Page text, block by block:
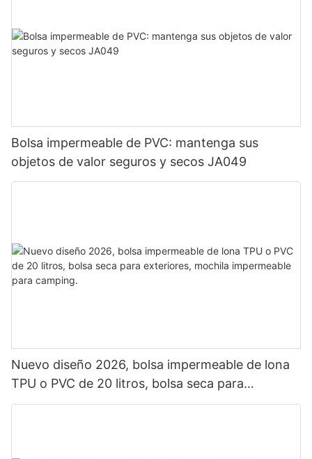
Bolsa impermeable de PVC: mantenga sus
objetos de valor seguros y secos JA049
Nuevo diseño 2026, bolsa impermeable de lona
TPU o PVC de 20 litros, bolsa seca para
exteriores, mochila impermeable para camping.